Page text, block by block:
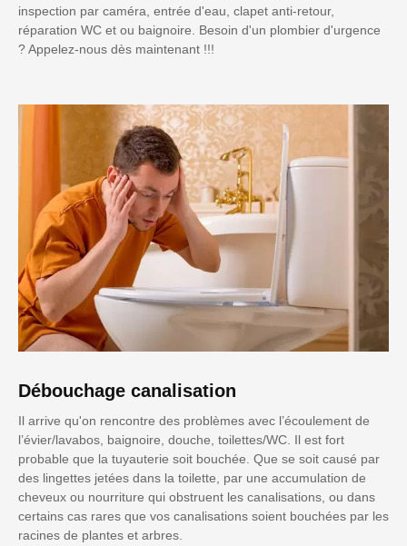
inspection par caméra, entrée d'eau, clapet anti-retour,
réparation WC et ou baignoire. Besoin d'un plombier d'urgence
? Appelez-nous dès maintenant !!!
Débouchage canalisation
Il arrive qu'on rencontre des problèmes avec l’écoulement de
l’évier/lavabos, baignoire, douche, toilettes/WC. Il est fort
probable que la tuyauterie soit bouchée. Que se soit causé par
des lingettes jetées dans la toilette, par une accumulation de
cheveux ou nourriture qui obstruent les canalisations, ou dans
certains cas rares que vos canalisations soient bouchées par les
racines de plantes et arbres.